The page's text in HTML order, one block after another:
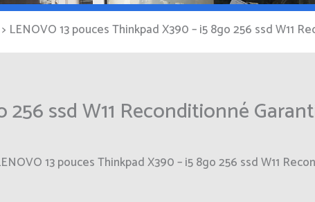
> LENOVO 13 pouces Thinkpad X390 – i5 8go 256 ssd W11
ssd W11 Reconditionné
13 pouces Thinkpad X390 – i5 8go 256 ssd W11